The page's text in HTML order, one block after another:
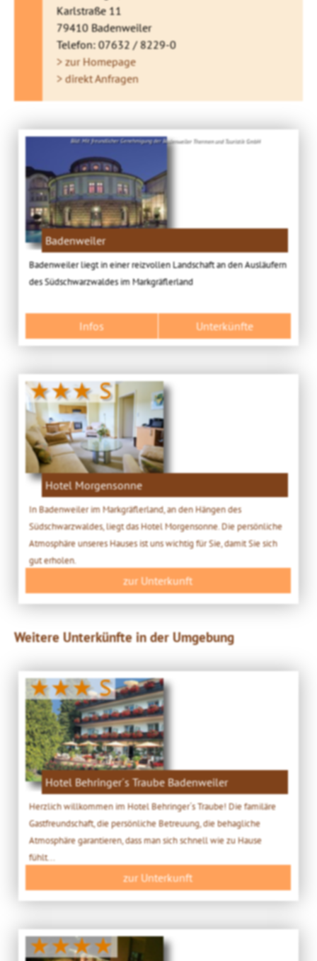
Karlstraße 11
79410 Badenweiler
Telefon: 07632 / 8229-0
> zur Homepage
> direkt Anfragen
Bild: Mit freundlicher Genehmigung der Badenweiler Thermen und Touristik GmbH
Badenweiler
Badenweiler liegt in einer reizvollen Landschaft an den Ausläufern
des Südschwarzwaldes im Markgräflerland
Infos Unterkünfte
★★★ S
Hotel Morgensonne
In Badenweiler im Markgräflerland, an den Hängen des
Südschwarzwaldes, liegt das Hotel Morgensonne. Die persönliche
Atmosphäre unseres Hauses ist uns wichtig für Sie, damit Sie sich
gut erholen.
zur Unterkunft
Weitere Unterkünfte in der Umgebung
★★★ S
Hotel Behringer´s Traube Badenweiler
Herzlich willkommen im Hotel Behringer´s Traube! Die familäre
Gastfreundschaft, die persönliche Betreuung, die behagliche
Atmosphäre garantieren, dass man sich schnell wie zu Hause
fühlt...
zur Unterkunft
★★★★